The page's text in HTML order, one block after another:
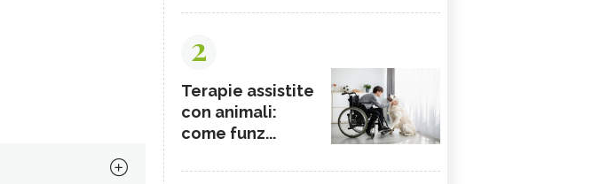
2
Terapie assistite
con animali:
come funz...